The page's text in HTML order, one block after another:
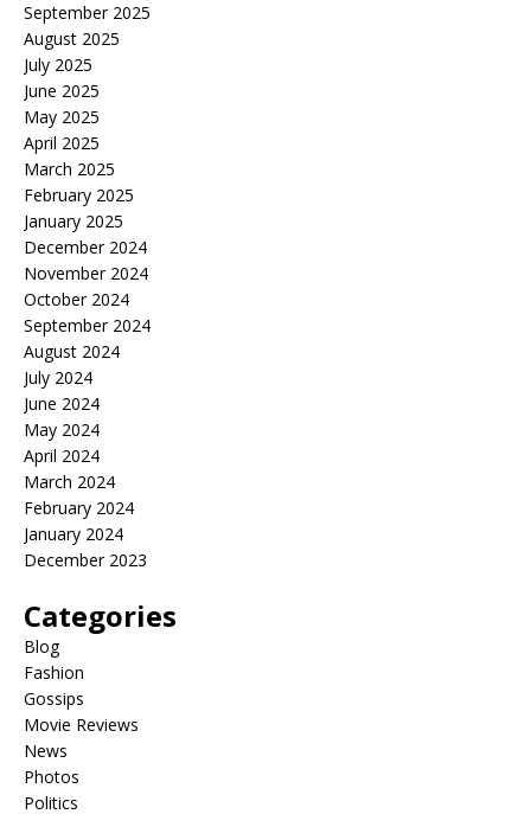
September 2025
August 2025
July 2025
June 2025
May 2025
April 2025
March 2025
February 2025
January 2025
December 2024
November 2024
October 2024
September 2024
August 2024
July 2024
June 2024
May 2024
April 2024
March 2024
February 2024
January 2024
December 2023
Categories
Blog
Fashion
Gossips
Movie Reviews
News
Photos
Politics